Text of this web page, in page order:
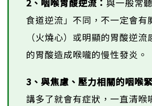
食道逆流」不同，不一定會有
（火燒心）或明顯的胃酸逆流
的胃酸造成喉嚨的慢性發炎。
3、與焦慮、壓力相關的咽喉
講多了就會有症狀，一直清喉